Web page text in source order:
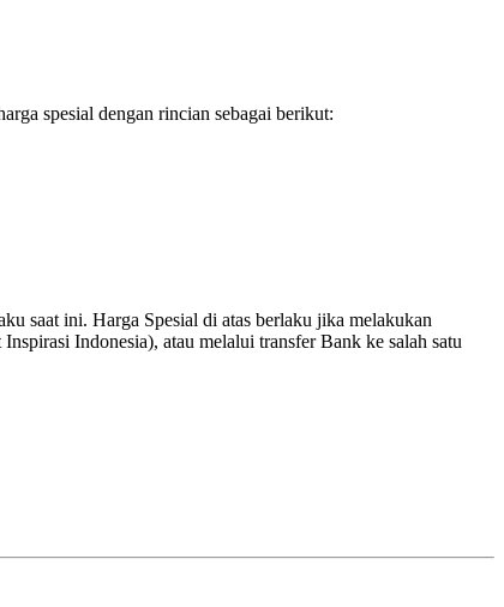
spesial dengan rincian sebagai berikut:
saat ini. Harga Spesial di atas berlaku jika melakukan
Indonesia), atau melalui transfer Bank ke salah satu